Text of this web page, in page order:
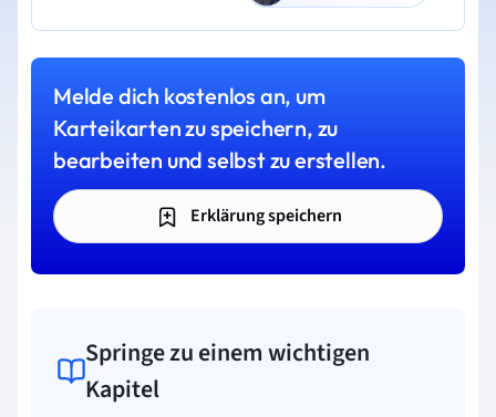
Melde dich kostenlos an, um
Karteikarten zu speichern, zu
bearbeiten und selbst zu erstellen.
Erklärung speichern
Springe zu einem wichtigen
Kapitel